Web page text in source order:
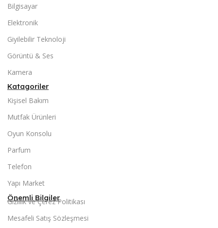
Bilgisayar
Elektronik
Giyilebilir Teknoloji
Görüntü & Ses
Kamera
Katagoriler
Kişisel Bakım
Mutfak Ürünleri
Oyun Konsolu
Parfum
Telefon
Yapı Market
Önemli Bilgiler
Gizlilik ve Çerez Politikası
Mesafeli Satış Sözleşmesi